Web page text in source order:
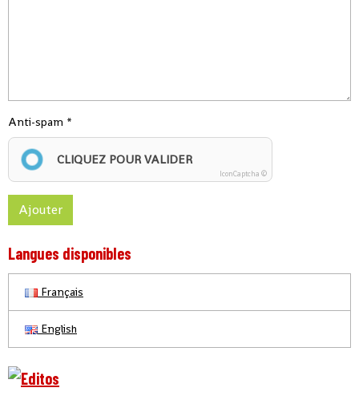
Anti-spam
CLIQUEZ POUR VALIDER
IconCaptcha ©
Ajouter
Langues disponibles
Français
English